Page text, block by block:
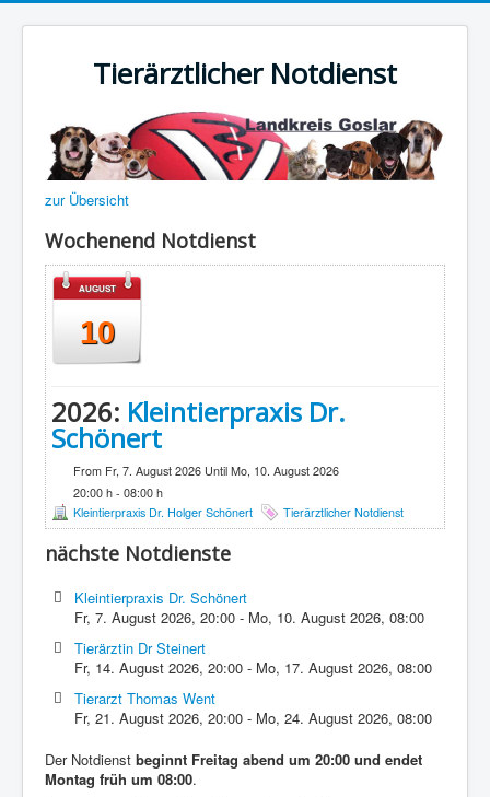
Tierärztlicher Notdienst
zur Übersicht
Wochenend Notdienst
AUGUST
10
2026: Kleintierpraxis Dr.
Schönert
From Fr, 7. August 2026 Until Mo, 10. August 2026
20:00 h - 08:00 h
Kleintierpraxis Dr. Holger Schönert
Tierärztlicher Notdienst
nächste Notdienste
Kleintierpraxis Dr. Schönert
Fr, 7. August 2026,20:00 - Mo, 10. August 2026,08:00
Tierärztin Dr Steinert
Fr, 14. August 2026,20:00 - Mo, 17. August 2026,08:00
Tierarzt Thomas Went
Fr, 21. August 2026,20:00 - Mo, 24. August 2026,08:00
Der Notdienst beginnt Freitag abend um 20:00 und endet
Montag früh um 08:00.